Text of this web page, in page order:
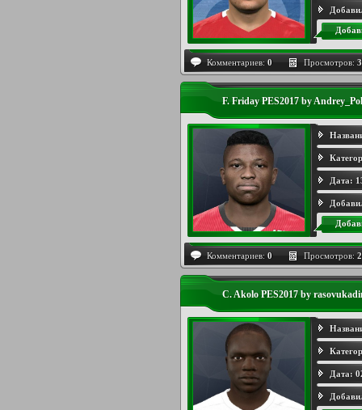
Комментариев: 0 Просмотров:
F. Friday PES2017 by Andrey_Pol
Дата:
Комментариев: 0 Просмотров:
C. Akolo PES2017 by
Дата: